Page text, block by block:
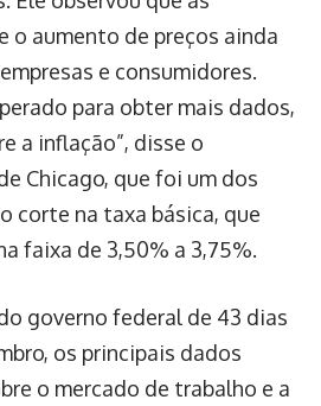
o aumento de preços ainda
e consumidores.
para obter mais dados,
a inflação”, disse o
Chicago, que foi um dos
corte na taxa básica, que
faixa de 3,50% a 3,75%.
governo federal de 43 dias
os principais dados
o mercado de trabalho e a